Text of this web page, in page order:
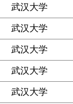
武汉大学
武汉大学
武汉大学
武汉大学
武汉大学